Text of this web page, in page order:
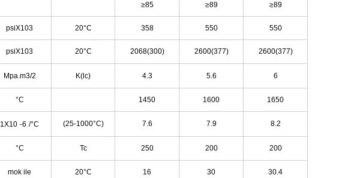
≥85 ≥89 ≥89
psiX103 20°C 358 550 550
psiX103 20°C 2068(300) 2600(377) 2600(377)
Mpa.m3/2 K(lc) 4.3 5.6 6
°C 1450 1600 1650
1X10 -6 /°C (25-1000°C) 7.6 7.9 8.2
°C Tc 250 200 200
mok ile 20°C 16 30 30.4